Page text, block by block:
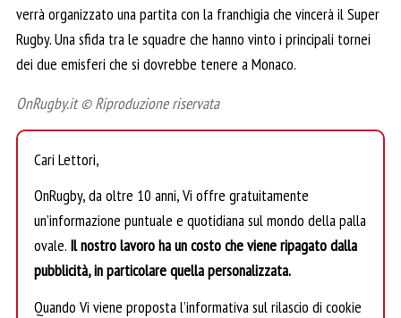
verrà organizzato una partita con la franchigia che vincerà il Super
Rugby. Una sfida tra le squadre che hanno vinto i principali tornei
dei due emisferi che si dovrebbe tenere a Monaco.
OnRugby.it © Riproduzione riservata
Cari Lettori,
OnRugby, da oltre 10 anni, Vi offre gratuitamente
un’informazione puntuale e quotidiana sul mondo della palla
ovale. Il nostro lavoro ha un costo che viene ripagato dalla
pubblicità, in particolare quella personalizzata.
Quando Vi viene proposta l’informativa sul rilascio di cookie